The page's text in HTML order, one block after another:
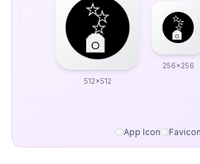
512x512
256x256
App Icon Favicon